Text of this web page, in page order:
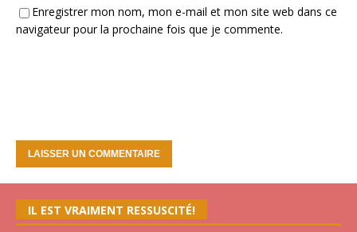
Enregistrer mon nom, mon e-mail et mon site web dans ce
navigateur pour la prochaine fois que je commente.
IL EST VRAIMENT RESSUSCITÉ!